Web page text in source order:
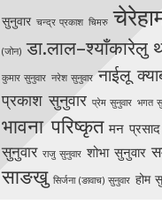
सुनुवार चन्द्र प्रकाश चिमरु
(जोन) डा.लाल–श्याँकारेलु
कुमार सुनुवार नरेश सुनुवार नाईलू
प्रकाश सुनुवार प्रेम सुनुवार भगत
भावना परिष्कृत मन प्रसाद
सुनुवार राजु सुनुवार शोभा सुनुवार
साङखु सिर्जना (ङावाच) सुनुवार होम